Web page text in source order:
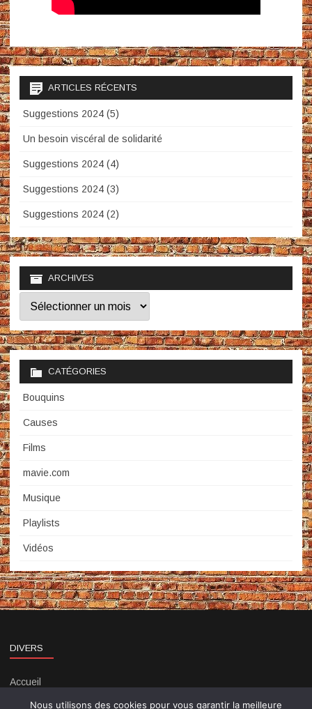
ARTICLES RÉCENTS
Suggestions 2024 (5)
Un besoin viscéral de solidarité
Suggestions 2024 (4)
Suggestions 2024 (3)
Suggestions 2024 (2)
ARCHIVES
Archives
CATÉGORIES
Bouquins
Causes
Films
mavie.com
Musique
Playlists
Vidéos
DIVERS
Accueil
ContactNous utilisons des cookies pour vous garantir la meilleure